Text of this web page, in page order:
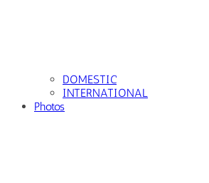
DOMESTIC
INTERNATIONAL
Photos